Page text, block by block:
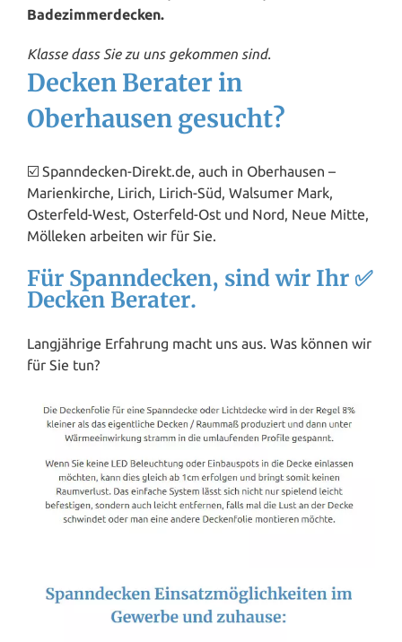
Badezimmerdecken.
Klasse dass Sie zu uns gekommen sind.
Decken Berater in
Oberhausen gesucht?
☑️ Spanndecken-Direkt.de, auch in Oberhausen –
Marienkirche, Lirich, Lirich-Süd, Walsumer Mark,
Osterfeld-West, Osterfeld-Ost und Nord, Neue Mitte,
Mölleken arbeiten wir für Sie.
Für Spanndecken, sind wir Ihr ✅
Decken Berater.
Langjährige Erfahrung macht uns aus. Was können wir
für Sie tun?